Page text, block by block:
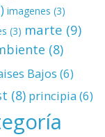
imagenes (3)
(3) marte (9)
(8)
Bajos (6)
(8) principia(6)